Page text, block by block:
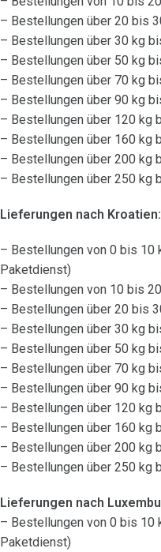
– Bestellungen über 20 bis
– Bestellungen über 30 kg
– Bestellungen über 50 kg
– Bestellungen über 70 kg
– Bestellungen über 90 kg
– Bestellungen über 120 kg
– Bestellungen über 160 kg
– Bestellungen über 200 kg
– Bestellungen über 250 kg
Lieferungen nach Kroatien:
– Bestellungen von 0 bis 10
Paketdienst)
– Bestellungen von 10 bis
– Bestellungen über 20 bis
– Bestellungen über 30 kg
– Bestellungen über 50 kg
– Bestellungen über 70 kg
– Bestellungen über 90 kg
– Bestellungen über 120 kg
– Bestellungen über 160 kg
– Bestellungen über 200 kg
– Bestellungen über 250 kg
Lieferungen nach
– Bestellungen von 0 bis 10
Paketdienst)